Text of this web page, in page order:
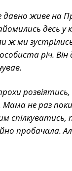
живе на
десь у
ж ми
річ. Він
не раз
пробачала.